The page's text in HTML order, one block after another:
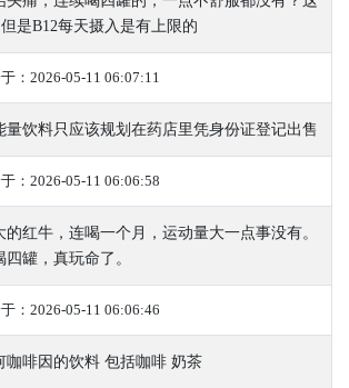
是B12每天摄入是有上限的
：2026-05-11 06:07:11
量饮料只应该规划在药店里凭身份证登记出售
：2026-05-11 06:06:58
红牛，连喝一个月，运动量大一点事没有。
罐，真玩命了。
：2026-05-11 06:06:46
咖啡因的饮料 包括咖啡 奶茶